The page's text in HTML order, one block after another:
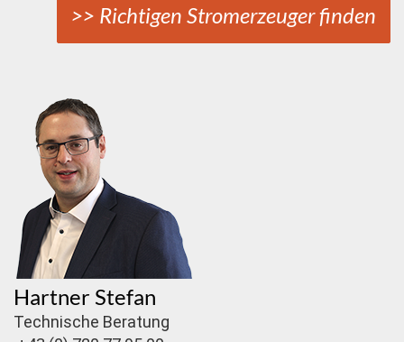
>> Richtigen Stromerzeuger finden
Hartner Stefan
Technische Beratung